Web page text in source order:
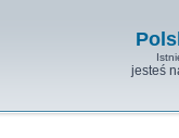
jesteś